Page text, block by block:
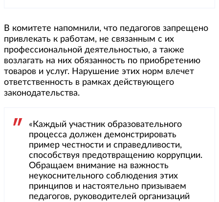
В комитете напомнили, что педагогов запрещено
привлекать к работам, не связанным с их
профессиональной деятельностью, а также
возлагать на них обязанность по приобретению
товаров и услуг. Нарушение этих норм влечет
ответственность в рамках действующего
законодательства.
«Каждый участник образовательного
процесса должен демонстрировать
пример честности и справедливости,
способствуя предотвращению коррупции.
Обращаем внимание на важность
неукоснительного соблюдения этих
принципов и настоятельно призываем
педагогов, руководителей организаций